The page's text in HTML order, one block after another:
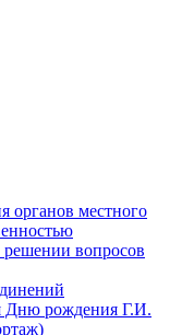
органов местного
решении вопросов
Дню рождения Г.И.